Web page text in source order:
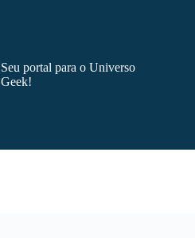
Seu portal para o Universo
Geek!